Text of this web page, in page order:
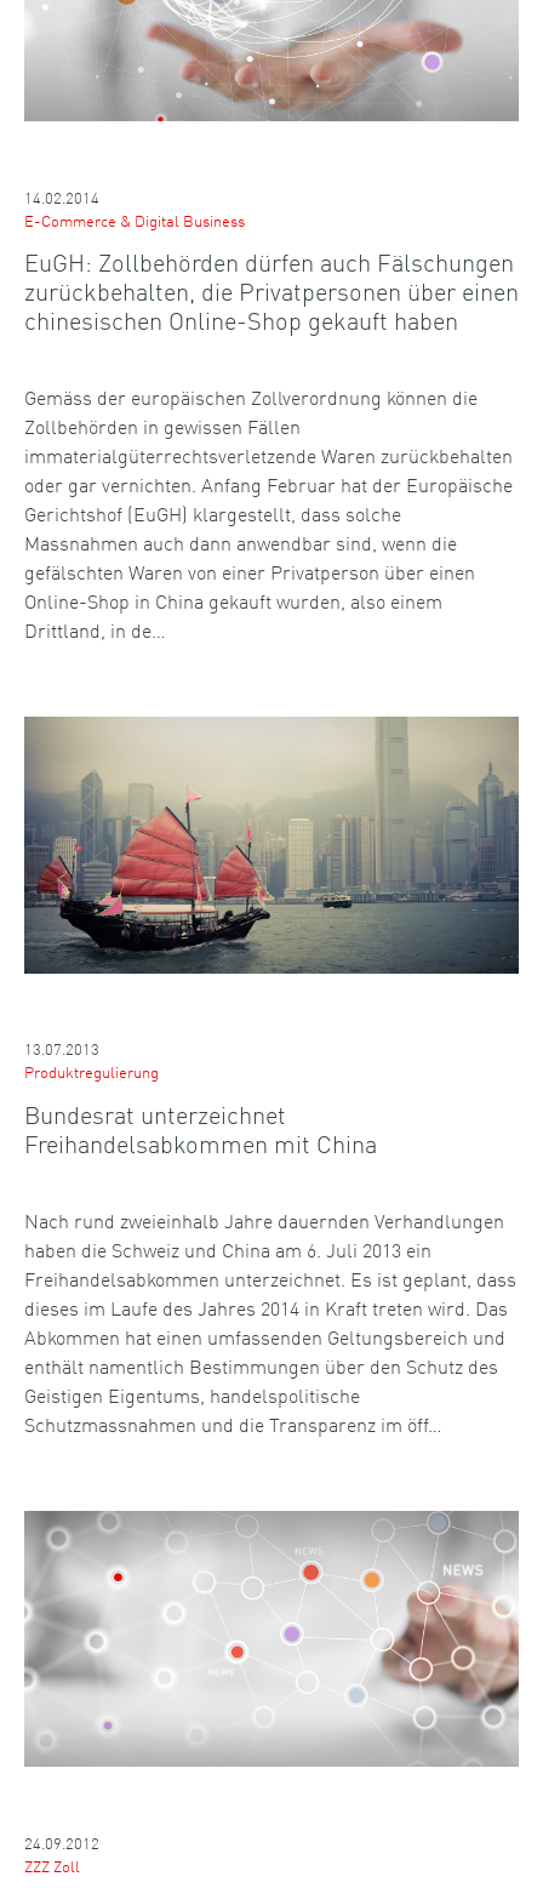
14.02.2014
E-Commerce & Digital Business
EuGH: Zollbehörden dürfen auch Fälschungen
zurückbehalten, die Privatpersonen über einen
chinesischen Online-Shop gekauft haben
Gemäss der europäischen Zollverordnung können die
Zollbehörden in gewissen Fällen
immaterialgüterrechtsverletzende Waren zurückbehalten
oder gar vernichten. Anfang Februar hat der Europäische
Gerichtshof (EuGH) klargestellt, dass solche
Massnahmen auch dann anwendbar sind, wenn die
gefälschten Waren von einer Privatperson über einen
Online-Shop in China gekauft wurden, also einem
Drittland, in de…
13.07.2013
Produktregulierung
Bundesrat unterzeichnet
Freihandelsabkommen mit China
Nach rund zweieinhalb Jahre dauernden Verhandlungen
haben die Schweiz und China am 6. Juli 2013 ein
Freihandelsabkommen unterzeichnet. Es ist geplant, dass
dieses im Laufe des Jahres 2014 in Kraft treten wird. Das
Abkommen hat einen umfassenden Geltungsbereich und
enthält namentlich Bestimmungen über den Schutz des
Geistigen Eigentums, handelspolitische
Schutzmassnahmen und die Transparenz im öff…
24.09.2012
ZZZ Zoll